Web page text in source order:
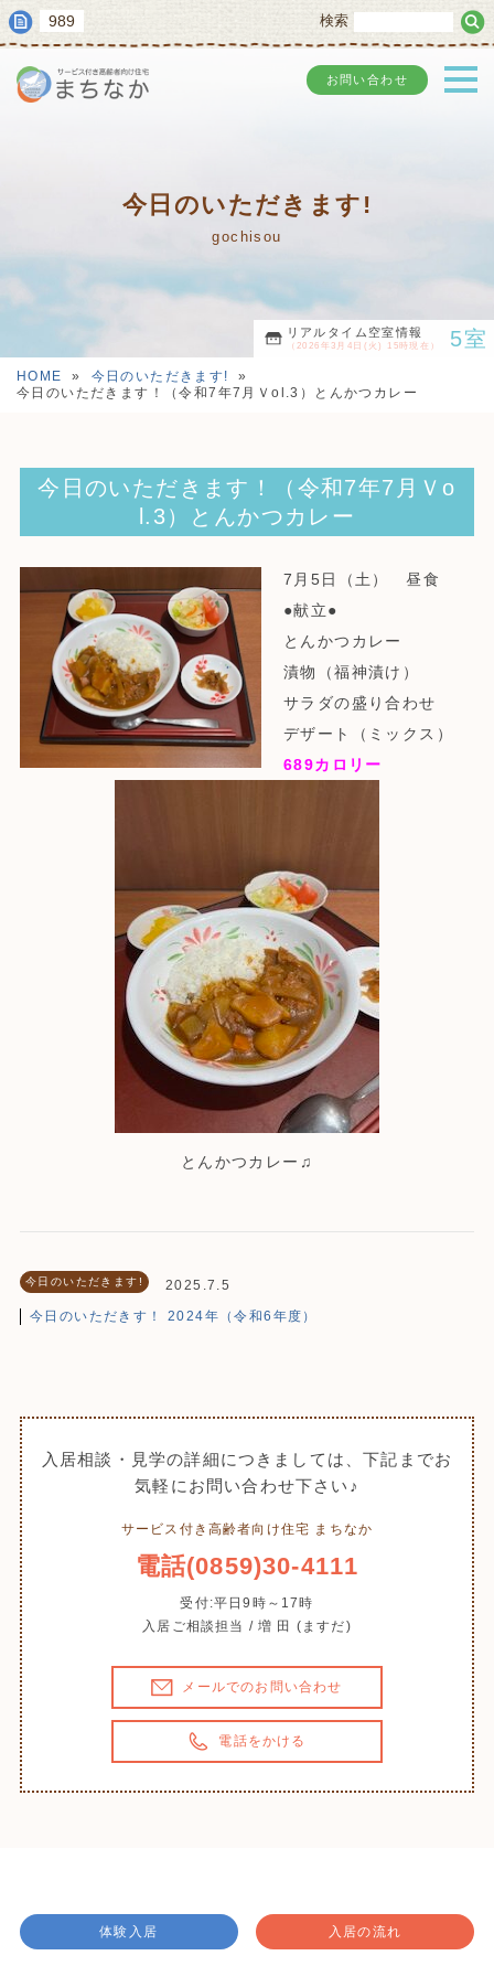
検索
989
お問い合わせ
リアルタイム空室情報
（2026年3月4日(火) 15時現在） 5室
今日のいただきます!
gochisou
HOME » 今日のいただきます!
»
今日のいただきます！（令和7年7月Ｖol.3）とんかつカレー
今日のいただきます！（令和7年7月Ｖo
l.3）とんかつカレー
7月5日（土） 昼食
●献立●
とんかつカレー
漬物（福神漬け）
サラダの盛り合わせ
デザート（ミックス）
689カロリー
とんかつカレー♫
今日のいただきます!
2025.7.5
今日のいただきす！ 2024年（令和6年度）
入居相談・見学の詳細につきましては、下記までお
気軽にお問い合わせ下さい♪
サービス付き高齢者向け住宅 まちなか
電話(0859)30-4111
受付:平日9時～17時
入居ご相談担当 / 増 田 (ますだ)
メールでのお問い合わせ
電話をかける
体験入居 入居の流れ